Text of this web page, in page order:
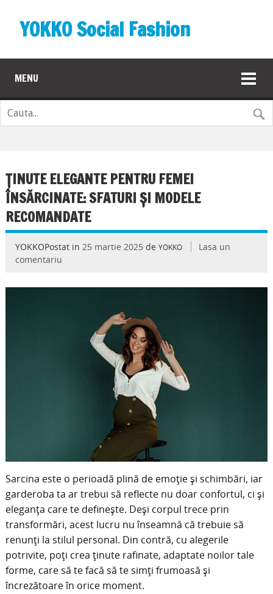
YOKKO Social Fashion
MENU
ȚINUTE ELEGANTE PENTRU FEMEI
ÎNSĂRCINATE: SFATURI ȘI MODELE
RECOMANDATE
YOKKOPostat in 25 martie 2025 de YOKKO
Lasa un
comentariu
Sarcina este o perioadă plină de emoție și schimbări, iar
garderoba ta ar trebui să reflecte nu doar confortul, ci și
eleganța care te definește. Deși corpul trece prin
transformări, acest lucru nu înseamnă că trebuie să
renunți la stilul personal. Din contră, cu alegerile
potrivite, poți crea ținute rafinate, adaptate noilor tale
forme, care să te facă să te simți frumoasă și
încrezătoare în orice moment.